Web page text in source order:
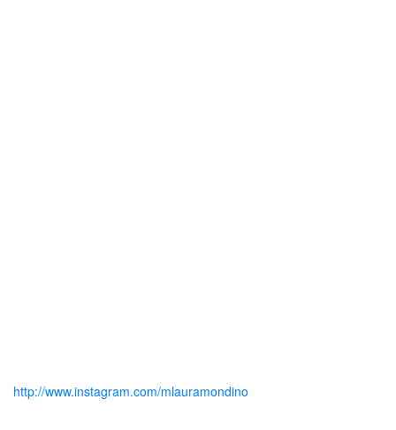
http://www.instagram.com/mlauramondino